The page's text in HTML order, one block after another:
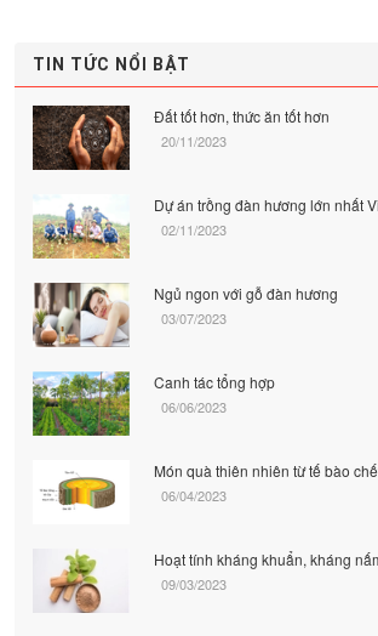
TIN TỨC NỔI BẬT
Đất tốt hơn, thức ăn tốt hơn
20/11/2023
Dự án trồng đàn hương lớn nhất
02/11/2023
Ngủ ngon với gỗ đàn hương
03/07/2023
Canh tác tổng hợp
06/06/2023
Món quà thiên nhiên từ tế bào
06/04/2023
Hoạt tính kháng khuẩn, kháng
09/03/2023